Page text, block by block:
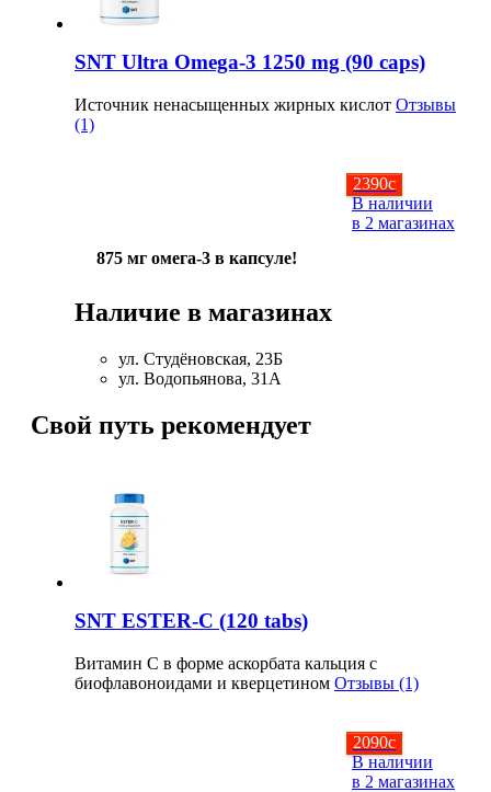
2390c
В наличии
в 2 магазинах
SNT Ultra Omega-3 1250 mg (90 caps)
Источник ненасыщенных жирных кислот Отзывы
(1)
875 мг омега-3 в капсуле!
Наличие в магазинах
ул. Студёновская, 23Б
ул. Водопьянова, 31А
Свой путь рекомендует
2090c
В наличии
в 2 магазинах
SNT ESTER-C (120 tabs)
Витамин С в форме аскорбата кальция с
биофлавоноидами и кверцетином Отзывы (1)